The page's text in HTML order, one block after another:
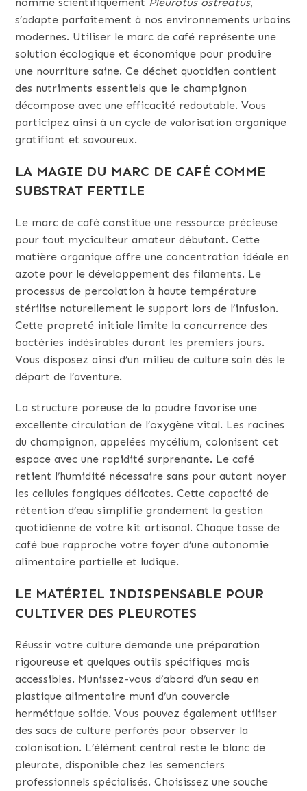
s’adapte parfaitement à nos environnements urbains
modernes. Utiliser le marc de café représente une
solution écologique et économique pour produire
une nourriture saine. Ce déchet quotidien contient
des nutriments essentiels que le champignon
décompose avec une efficacité redoutable. Vous
participez ainsi à un cycle de valorisation organique
gratifiant et savoureux.
LA MAGIE DU MARC DE CAFÉ COMME
SUBSTRAT FERTILE
Le marc de café constitue une ressource précieuse
pour tout myciculteur amateur débutant. Cette
matière organique offre une concentration idéale en
azote pour le développement des filaments. Le
processus de percolation à haute température
stérilise naturellement le support lors de l’infusion.
Cette propreté initiale limite la concurrence des
bactéries indésirables durant les premiers jours.
Vous disposez ainsi d’un milieu de culture sain dès le
départ de l’aventure.
La structure poreuse de la poudre favorise une
excellente circulation de l’oxygène vital. Les racines
du champignon, appelées mycélium, colonisent cet
espace avec une rapidité surprenante. Le café
retient l’humidité nécessaire sans pour autant noyer
les cellules fongiques délicates. Cette capacité de
rétention d’eau simplifie grandement la gestion
quotidienne de votre kit artisanal. Chaque tasse de
café bue rapproche votre foyer d’une autonomie
alimentaire partielle et ludique.
LE MATÉRIEL INDISPENSABLE POUR
CULTIVER DES PLEUROTES
Réussir votre culture demande une préparation
rigoureuse et quelques outils spécifiques mais
accessibles. Munissez-vous d’abord d’un seau en
plastique alimentaire muni d’un couvercle
hermétique solide. Vous pouvez également utiliser
des sacs de culture perforés pour observer la
colonisation. L’élément central reste le blanc de
pleurote, disponible chez les semenciers
professionnels spécialisés. Choisissez une souche